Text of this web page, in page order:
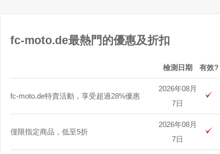
fc-moto.de最熱門的優惠及折扣
檢測日期 有效?
fc-moto.de特賣活動，享受超過28%優惠
2026年08月
7日
僅限指定商品，低至5折
2026年08月
7日